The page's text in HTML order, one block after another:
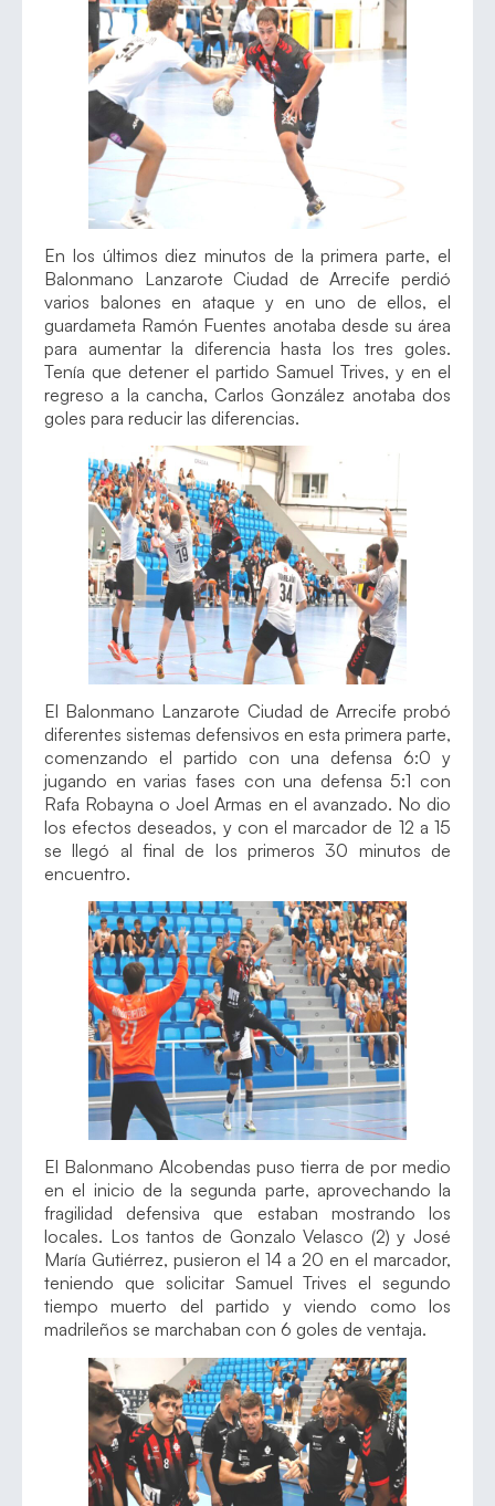
En los últimos diez minutos de la primera parte, el
Balonmano Lanzarote Ciudad de Arrecife perdió
varios balones en ataque y en uno de ellos, el
guardameta Ramón Fuentes anotaba desde su área
para aumentar la diferencia hasta los tres goles.
Tenía que detener el partido Samuel Trives, y en el
regreso a la cancha, Carlos González anotaba dos
goles para reducir las diferencias.
El Balonmano Lanzarote Ciudad de Arrecife probó
diferentes sistemas defensivos en esta primera parte,
comenzando el partido con una defensa 6:0 y
jugando en varias fases con una defensa 5:1 con
Rafa Robayna o Joel Armas en el avanzado. No dio
los efectos deseados, y con el marcador de 12 a 15
se llegó al final de los primeros 30 minutos de
encuentro.
El Balonmano Alcobendas puso tierra de por medio
en el inicio de la segunda parte, aprovechando la
fragilidad defensiva que estaban mostrando los
locales. Los tantos de Gonzalo Velasco (2) y José
María Gutiérrez, pusieron el 14 a 20 en el marcador,
teniendo que solicitar Samuel Trives el segundo
tiempo muerto del partido y viendo como los
madrileños se marchaban con 6 goles de ventaja.